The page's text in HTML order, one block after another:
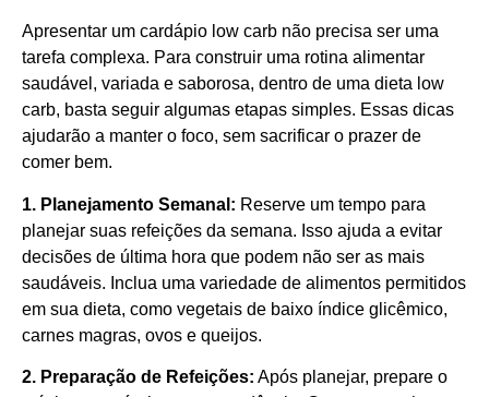
Apresentar um cardápio low carb não precisa ser uma
tarefa complexa. Para construir uma rotina alimentar
saudável, variada e saborosa, dentro de uma dieta low
carb, basta seguir algumas etapas simples. Essas dicas
ajudarão a manter o foco, sem sacrificar o prazer de
comer bem.
1. Planejamento Semanal: Reserve um tempo para
planejar suas refeições da semana. Isso ajuda a evitar
decisões de última hora que podem não ser as mais
saudáveis. Inclua uma variedade de alimentos permitidos
em sua dieta, como vegetais de baixo índice glicêmico,
carnes magras, ovos e queijos.
2. Preparação de Refeições: Após planejar, prepare o